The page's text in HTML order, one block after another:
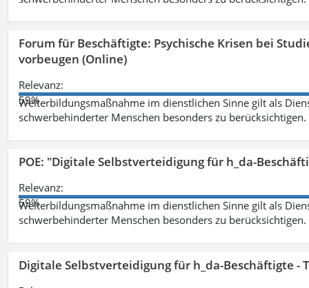
Forum für Beschäftigte: Psychische Krisen bei
vorbeugen (Online)
Relevanz:
59%
Weiterbildungsmaßnahme im dienstlichen Sinne gilt als
schwerbehinderter Menschen besonders zu berücksichtigen.
POE: "Digitale Selbstverteidigung für h_da-
Relevanz:
59%
Weiterbildungsmaßnahme im dienstlichen Sinne gilt als
schwerbehinderter Menschen besonders zu berücksichtigen.
Digitale Selbstverteidigung für h_da-Beschäftigte -